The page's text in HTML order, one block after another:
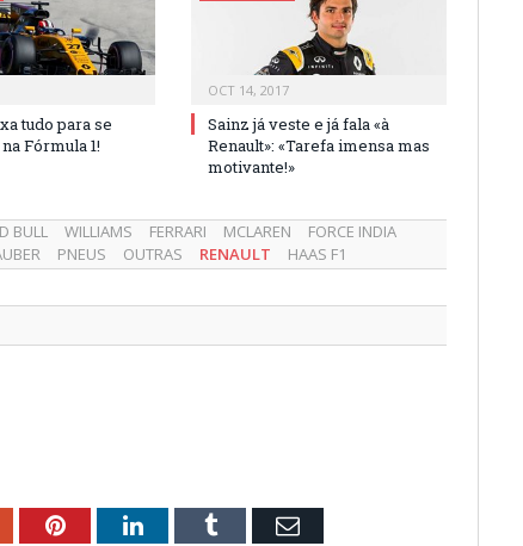
tudo para se
Fórmula 1!
OCT 14, 2017
Sainz já veste e já fala «à
Renault»: «Tarefa imensa mas
motivante!»
BULL WILLIAMS FERRARI MCLAREN
FORCE INDIA
PNEUS OUTRAS RENAULT HAAS F1
PinterestLinkedInTumblr Email